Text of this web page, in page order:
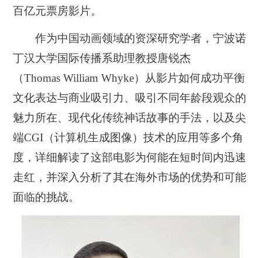
百亿元票房影片。
作为中国动画领域的资深研究学者，宁波诺
丁汉大学国际传播系助理教授唐锐杰
（Thomas William Whyke）从影片如何成功平衡
文化表达与商业吸引力、吸引不同年龄段观众的
魅力所在、现代化传统神话故事的手法，以及尖
端CGI（计算机生成图像）技术的应用等多个角
度，详细解读了这部电影为何能在短时间内迅速
走红，并深入分析了其在海外市场的优势和可能
面临的挑战。